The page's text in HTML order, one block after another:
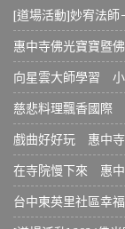
[道場活動]妙宥法師
惠中寺佛光寶寶暨
向星雲大師學習
慈悲料理飄香國際
戲曲好好玩 惠中
在寺院慢下來 惠中
台中東英里社區幸